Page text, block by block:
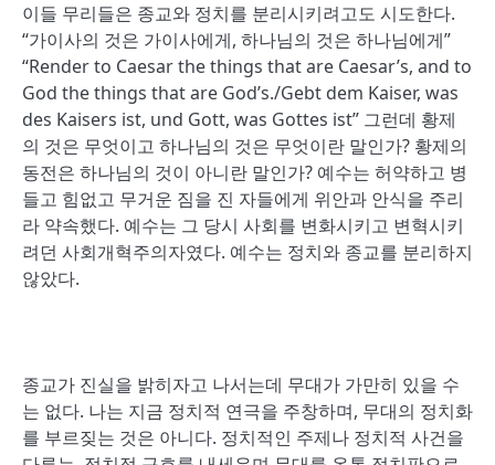
이들 무리들은 종교와 정치를 분리시키려고도 시도한다.
“가이사의 것은 가이사에게, 하나님의 것은 하나님에게”
“Render to Caesar the things that are Caesar’s, and to
God the things that are God’s./Gebt dem Kaiser, was
des Kaisers ist, und Gott, was Gottes ist” 그런데 황제
의 것은 무엇이고 하나님의 것은 무엇이란 말인가? 황제의
동전은 하나님의 것이 아니란 말인가? 예수는 허약하고 병
들고 힘없고 무거운 짐을 진 자들에게 위안과 안식을 주리
라 약속했다. 예수는 그 당시 사회를 변화시키고 변혁시키
려던 사회개혁주의자였다. 예수는 정치와 종교를 분리하지
않았다.
종교가 진실을 밝히자고 나서는데 무대가 가만히 있을 수
는 없다. 나는 지금 정치적 연극을 주창하며, 무대의 정치화
를 부르짖는 것은 아니다. 정치적인 주제나 정치적 사건을